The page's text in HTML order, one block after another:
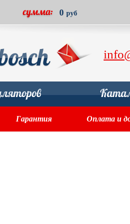
0 руб
Гарантия Оплата и